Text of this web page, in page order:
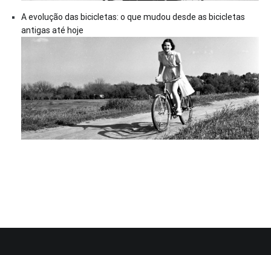
A evolução das bicicletas: o que mudou desde as bicicletas
antigas até hoje